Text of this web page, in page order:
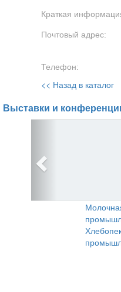
Краткая
Почтовый адрес:
Телефон:
<< Назад в каталог
Выставки и